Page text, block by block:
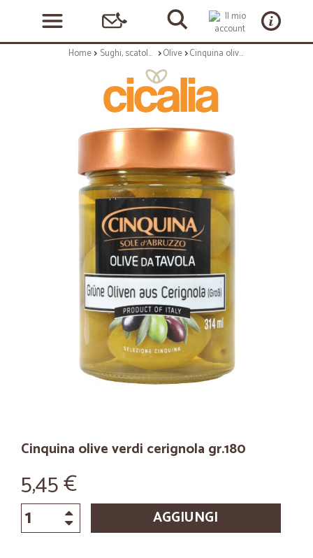
Home Sughi, scatolame e condimenti Olive Cinquina olive verdi cerignola gr.180
Cinquina olive verdi cerignola gr.180
5,45 €
AGGIUNGI